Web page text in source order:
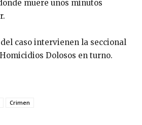
muere unos minutos
caso intervienen la seccional
Dolosos en turno.
Crimen